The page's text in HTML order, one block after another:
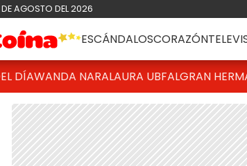
DE AGOSTO DEL 2026
ESCÁNDALOSCORAZÓN
DÍAWANDA NARALAURA UBFALGRAN